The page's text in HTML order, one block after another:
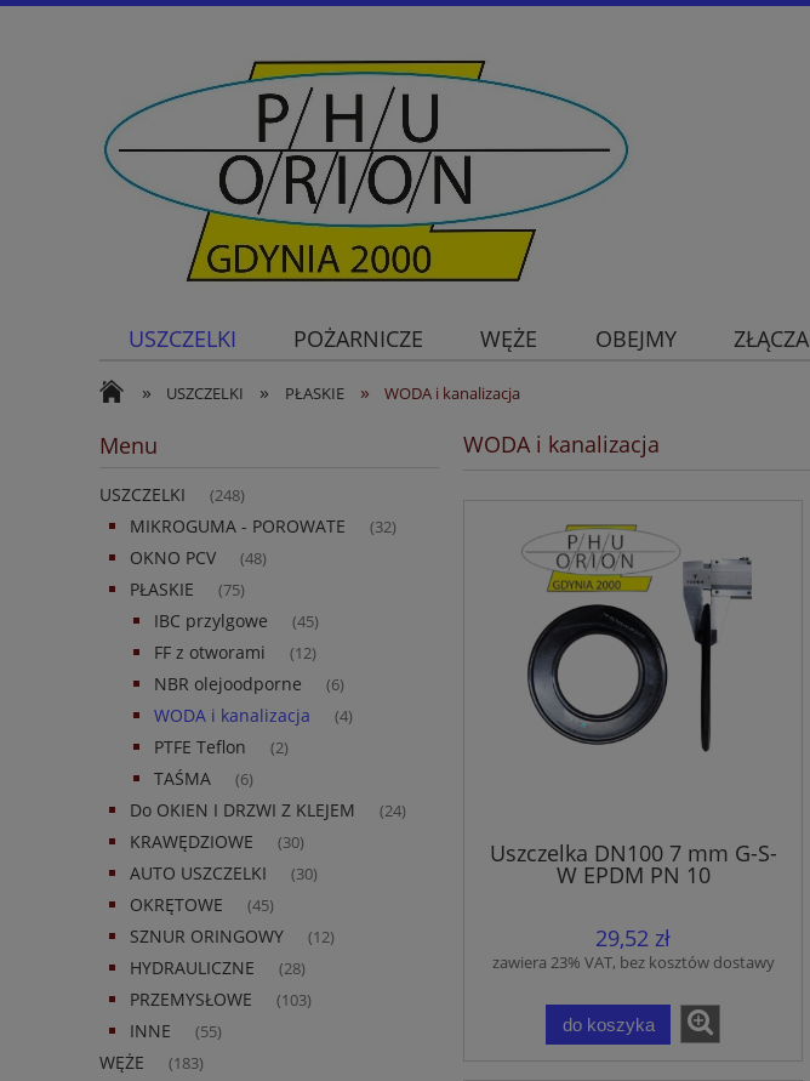
USZCZELKI POŻARNICZE WĘŻE OBEJMY ZŁĄCZA
» USZCZELKI » PŁASKIE » WODA i kanalizacja
Menu
USZCZELKI (248)
MIKROGUMA - POROWATE (32)
OKNO PCV (48)
PŁASKIE (75)
IBC przylgowe (45)
FF z otworami (12)
NBR olejoodporne (6)
WODA i kanalizacja (4)
PTFE Teflon (2)
TAŚMA (6)
Do OKIEN I DRZWI Z KLEJEM (24)
KRAWĘDZIOWE (30)
AUTO USZCZELKI (30)
OKRĘTOWE (45)
SZNUR ORINGOWY (12)
HYDRAULICZNE (28)
PRZEMYSŁOWE (103)
INNE (55)
WĘŻE (183)
WODA i kanalizacja
Uszczelka DN100 7 mm G-S-
W EPDM PN 10
29,52 zł
zawiera 23% VAT, bez kosztów dostawy
do koszyka